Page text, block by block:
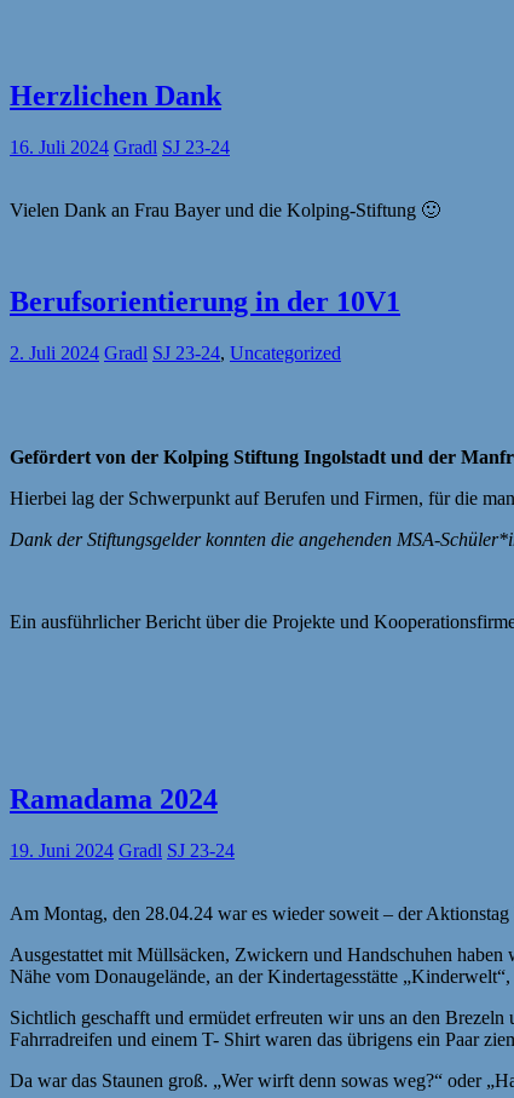
Herzlichen Dank
16. Juli 2024 Gradl SJ 23-24
Vielen Dank an Frau Bayer und die Kolping-Stiftung 🙂
Berufsorientierung in der 10V1
2. Juli 2024 Gradl SJ 23-24, Uncategorized
Gefördert von der Kolping Stiftung Ingolstadt und der
Hierbei lag der Schwerpunkt auf Berufen und Firmen, für die
Dank der Stiftungsgelder konnten die angehenden MSA-
Ein ausführlicher Bericht über die Projekte und
Ramadama 2024
19. Juni 2024 Gradl SJ 23-24
Am Montag, den 28.04.24 war es wieder soweit – der
Ausgestattet mit Müllsäcken, Zwickern und Handschuhen
Nähe vom Donaugelände, an der Kindertagesstätte
Sichtlich geschafft und ermüdet erfreuten wir uns an den
Fahrradreifen und einem T- Shirt waren das übrigens ein Paar
Da war das Staunen groß. „Wer wirft denn sowas weg?“ oder